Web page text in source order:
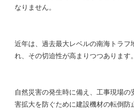
なりません。
近年は、過去最大レベルの南海トラフ
れ、その切迫性が高まりつつあります。
自然災害の発生時に備え、工事現場の
害拡大を防ぐために建設機材の転倒防